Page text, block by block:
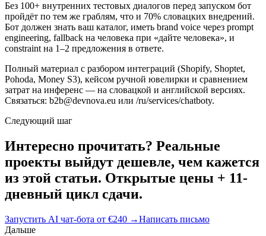
Без 100+ внутренних тестовых диалогов перед запуском бот
пройдёт по тем же граблям, что и 70% словацких внедрений.
Бот должен знать ваш каталог, иметь brand voice через prompt
engineering, fallback на человека при «дайте человека», и
constraint на 1–2 предложения в ответе.
Полный материал с разбором интеграций (Shopify, Shoptet,
Pohoda, Money S3), кейсом ручной ювелирки и сравнением
затрат на инференс — на словацкой и английской версиях.
Связаться: b2b@devnova.eu или /ru/services/chatboty.
Следующий шаг
Интересно прочитать? Реальные
проекты выйдут дешевле, чем кажется
из этой статьи. Открытые цены + 11-
дневный цикл сдачи.
Запустить AI чат-бота от €240 →Написать письмо
Дальше